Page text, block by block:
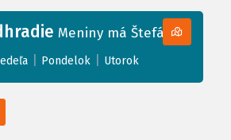
Meniny má Štefánia
Pondelok Utorok